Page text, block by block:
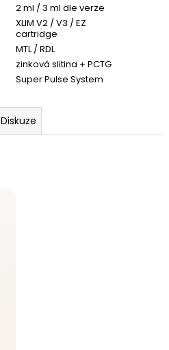
2 ml / 3 ml dle verze
XLIM V2 / V3 / EZ
cartridge
MTL / RDL
zinková slitina + PCTG
Super Pulse System
Diskuze